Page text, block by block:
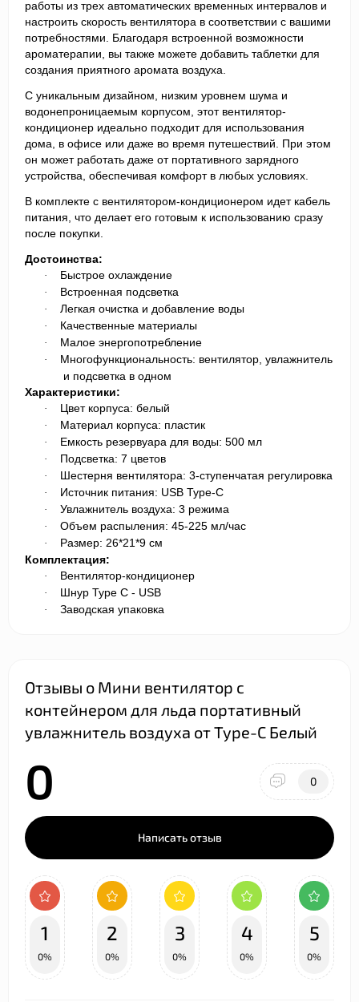
работы из трех автоматических временных интервалов и
настроить скорость вентилятора в соответствии с вашими
потребностями. Благодаря встроенной возможности
ароматерапии, вы также можете добавить таблетки для
создания приятного аромата воздуха.
С уникальным дизайном, низким уровнем шума и
водонепроницаемым корпусом, этот вентилятор-
кондиционер идеально подходит для использования
дома, в офисе или даже во время путешествий. При этом
он может работать даже от портативного зарядного
устройства, обеспечивая комфорт в любых условиях.
В комплекте с вентилятором-кондиционером идет кабель
питания, что делает его готовым к использованию сразу
после покупки.
Достоинства:
· Быстрое охлаждение
· Встроенная подсветка
· Легкая очистка и добавление воды
· Качественные материалы
· Малое энергопотребление
·
Многофункциональность: вентилятор, увлажнитель
и подсветка в одном
Характеристики:
· Цвет корпуса: белый
· Материал корпуса: пластик
· Емкость резервуара для воды: 500 мл
· Подсветка: 7 цветов
· Шестерня вентилятора: 3-ступенчатая регулировка
· Источник питания: USB Type-C
· Увлажнитель воздуха: 3 режима
· Объем распыления: 45-225 мл/час
·
Размер: 26*21*9 см
Комплектация:
· Вентилятор-кондиционер
· Шнур Type C - USB
· Заводская упаковка
Отзывы о Мини вентилятор с
контейнером для льда портативный
увлажнитель воздуха от Type-C Белый
0 0
Написать отзыв
1
0%
2
0%
3
0%
4
0%
5
0%